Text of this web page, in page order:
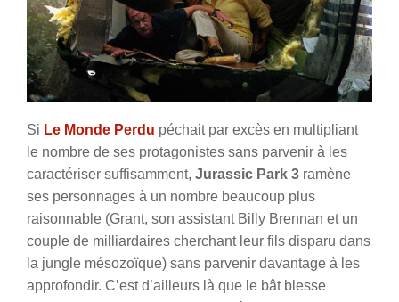
Si Le Monde Perdu péchait par excès en multipliant
le nombre de ses protagonistes sans parvenir à les
caractériser suffisamment, Jurassic Park 3 ramène
ses personnages à un nombre beaucoup plus
raisonnable (Grant, son assistant Billy Brennan et un
couple de milliardaires cherchant leur fils disparu dans
la jungle mésozoïque) sans parvenir davantage à les
approfondir. C’est d’ailleurs là que le bât blesse